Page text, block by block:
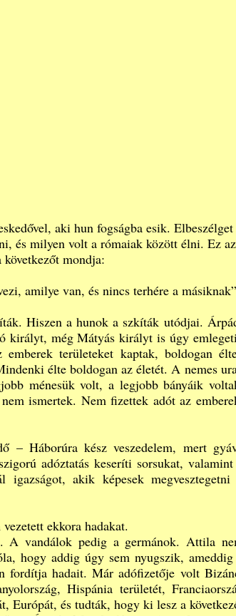
aki hun fogságba esik. Elbeszélget
és milyen volt a rómaiak között élni. Ez az
mondja:
amilye van, és nincs terhére a
Hiszen a hunok a szkíták utódjai.
királyt, mégMátyás királyt is úgy
területeket kaptak, boldogan
élte boldogan az életét. A nemes
ménesük volt, a legjobb bányáik
ismertek. Nem fizettek adót az
– Háborúra kész veszedelem, mert
adóztatás keseríti sorsukat,
igazságot, akik képesek
ekkora hadakat.
vandálok pedig a germánok. Attila
hogy addig úgy sem nyugszik,
fordítja hadait. Már adófizetője volt
Hispánia területét,
Európát, és tudták, hogy ki lesz a